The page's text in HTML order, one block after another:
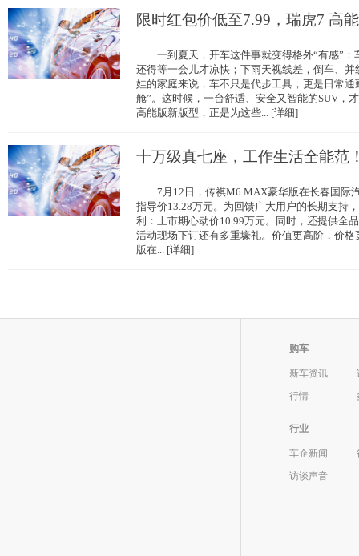
限时红包价低至7.99，瑞虎7 高能
一到夏天，开车这件事就变得格外“有感”：
还得等一会儿才凉快；下雨天视线差，倒车、
娃的家庭来说，车不只是代步工具，更是日常
舱”。这时候，一台舒适、安全又智能的SUV，
高能版新版型，正是为这些... [详细]
十万级真七座，工作生活全能范
7月12日，传祺M6 MAX豪华版在长春国际
指导价13.28万元。为回馈广大用户的长期支持
利：上市期心动价10.99万元。同时，还提供全
活动现场下订还有多重壕礼。价值更高阶，价
版在... [详细]
购车
新车资讯
行情
行业
车企新闻
访谈声音